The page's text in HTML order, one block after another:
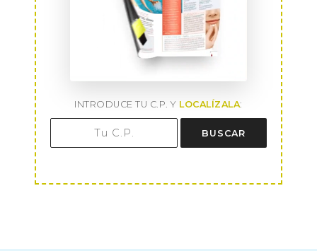
INTRODUCE TU C.P. Y LOCALÍZALA:
BUSCAR